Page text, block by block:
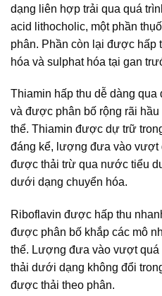
dạng liên hợp trải qua quá
acid lithocholic, một phần
phân. Phần còn lại được
hóa và sulphat hóa tại gan
Thiamin hấp thu dễ dàng
và được phân bố rộng rãi
thể. Thiamin được dự trữ
đáng kể, lượng đưa vào vượt
được thải trừ qua nước tiểu
dưới dạng chuyển hóa.
Riboflavin được hấp thu
được phân bố khắp các mô
thể. Lượng đưa vào vượt
thải dưới dạng không đổi
được thải theo phân.